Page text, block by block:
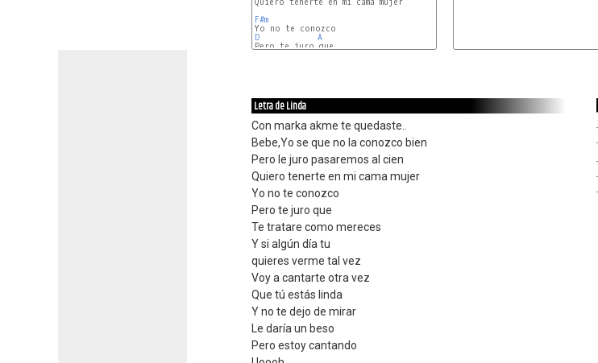
F#m
D
A
Pero te juro que
Letra de Linda
Con marka akme te quedaste..
Bebe,Yo se que no la conozco bien
Pero le juro pasaremos al cien
Quiero tenerte en mi cama mujer
Yo no te conozco
Pero te juro que
Te tratare como mereces
Y si algún día tu
quieres verme tal vez
Voy a cantarte otra vez
Que tú estás linda
Y no te dejo de mirar
Le daría un beso
Pero estoy cantando